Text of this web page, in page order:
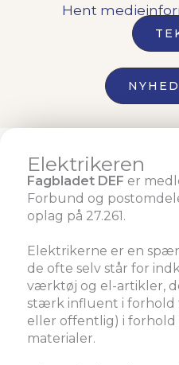
Hent
Elektrikeren
Fagbladet DEF er
Forbund og
oplag på 27.261.
Elektrikerne er en
de ofte selv står for
værktøj og el-artikler,
stærk influent i forhold
eller offentlig) i forhold
materialer.